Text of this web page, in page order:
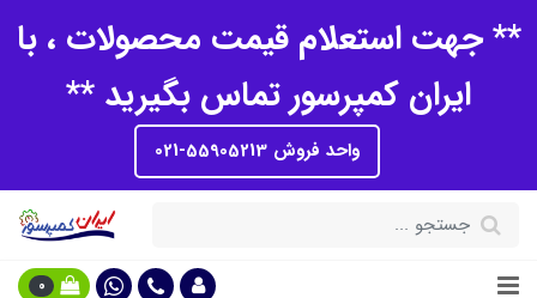
** جهت استعلام قیمت محصولات ، با
ایران کمپرسور تماس بگیرید **
واحد فروش 55905213-021
0